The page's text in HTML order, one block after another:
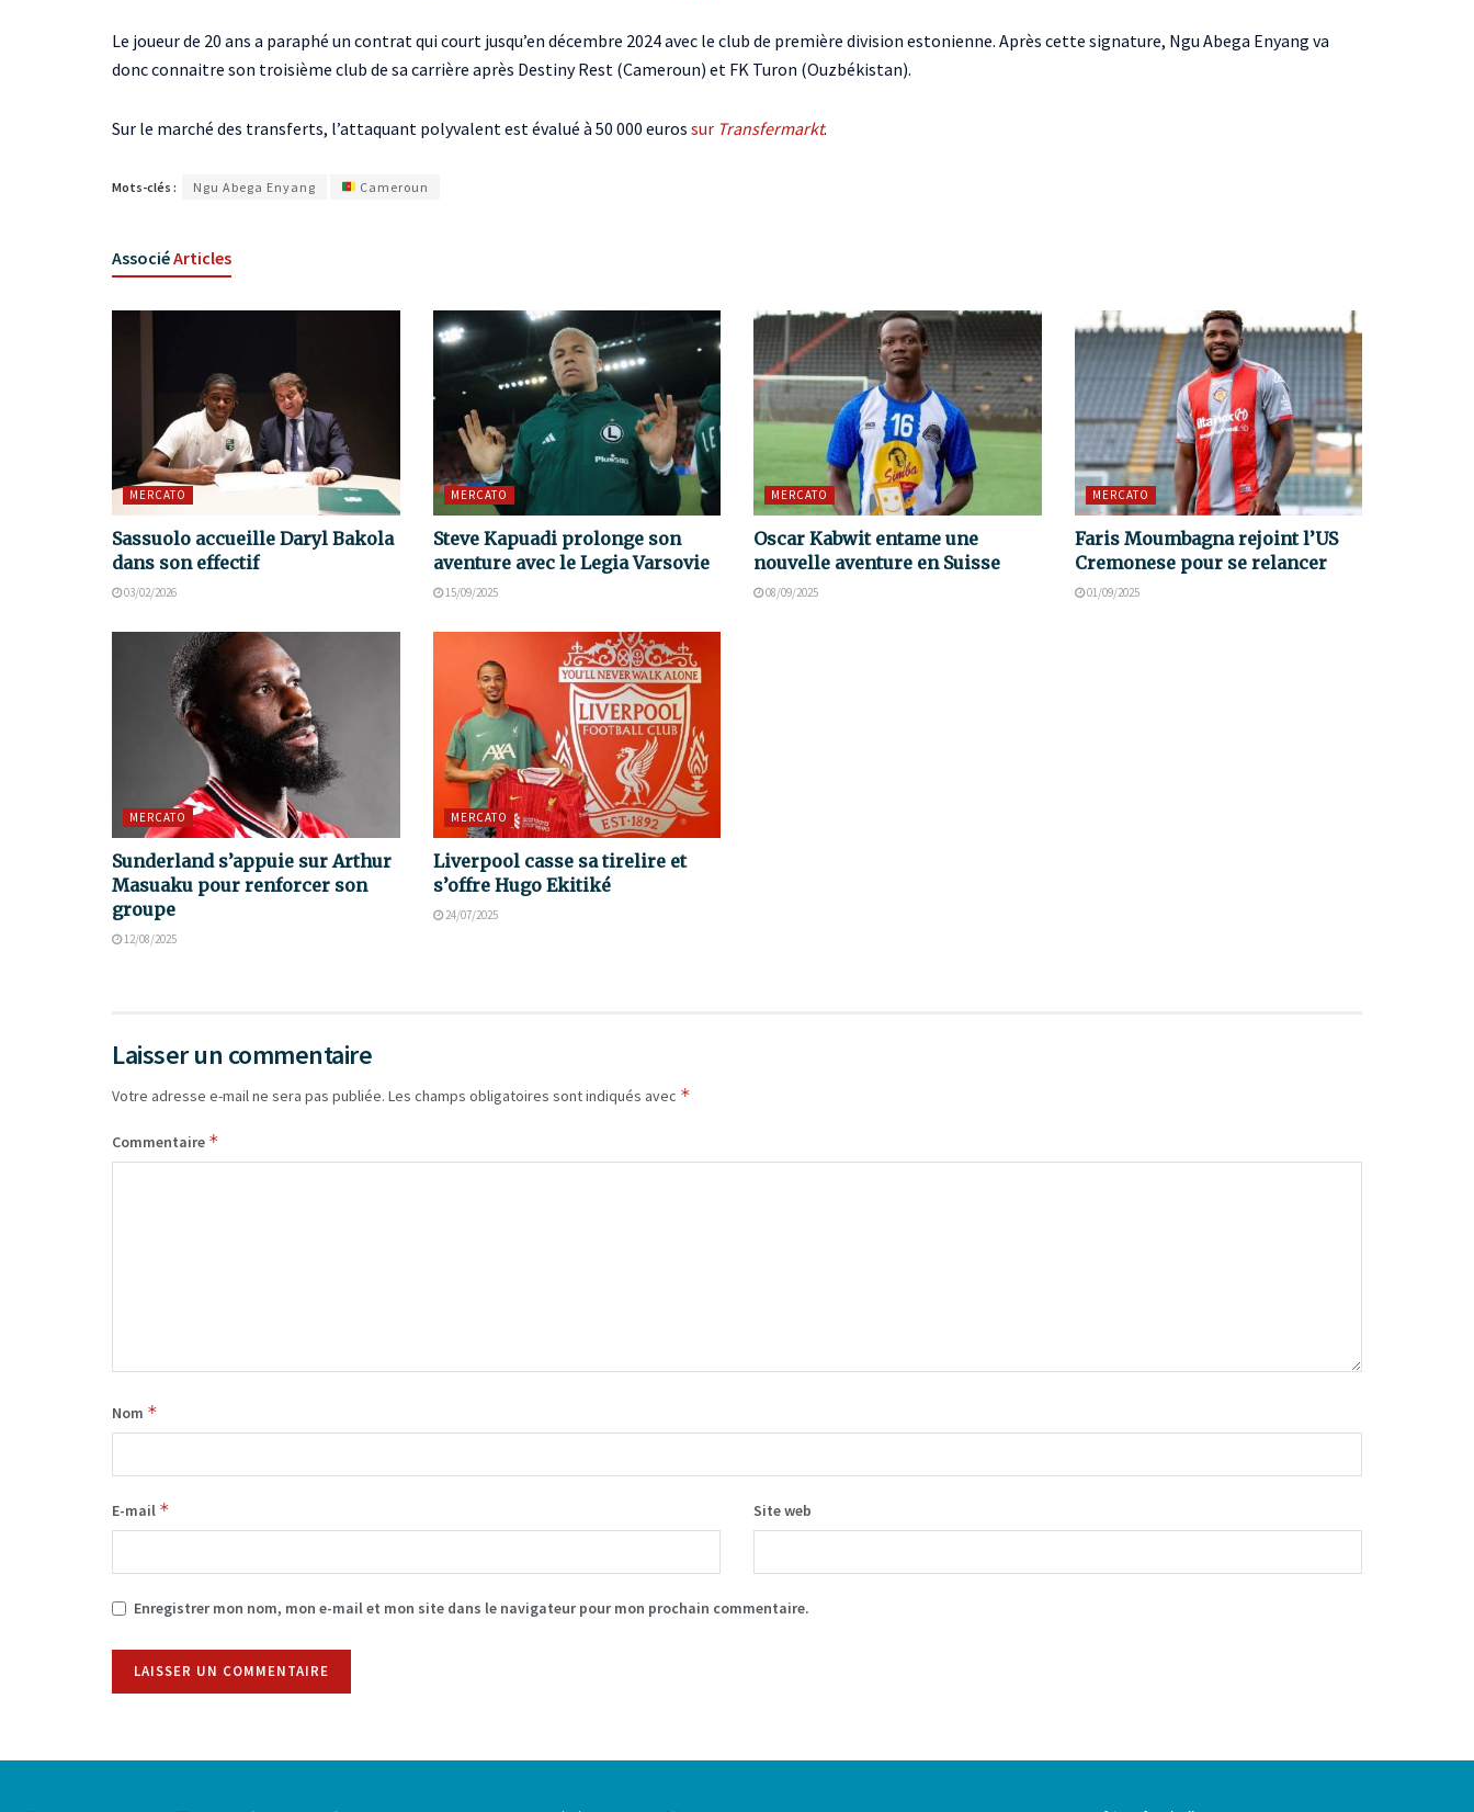
Le joueur de 20 ans a paraphé un contrat qui court jusqu’en décembre 2024 avec le club de première division estonienne. Après cette signature, Ngu Abega Enyang va
donc connaitre son troisième club de sa carrière après Destiny Rest (Cameroun) et FK Turon (Ouzbékistan).
Sur le marché des transferts, l’attaquant polyvalent est évalué à 50 000 euros sur Transfermarkt.
Mots-clés : Ngu Abega Enyang Cameroun
AssociéArticles
MERCATO
Sassuolo accueille Daryl Bakola
dans son effectif
03/02/2026
MERCATO
Steve Kapuadi prolonge son
aventure avec le Legia Varsovie
15/09/2025
MERCATO
Oscar Kabwit entame une
nouvelle aventure en Suisse
08/09/2025
MERCATO
Faris Moumbagna rejoint l’US
Cremonese pour se relancer
01/09/2025
MERCATO
Sunderland s’appuie sur Arthur
Masuaku pour renforcer son
groupe
12/08/2025
MERCATO
Liverpool casse sa tirelire et
s’offre Hugo Ekitiké
24/07/2025
Laisser un commentaire
Votre adresse e-mail ne sera pas publiée. Les champs obligatoires sont indiqués avec *
Commentaire *
Nom *
E-mail * Site web
Enregistrer mon nom, mon e-mail et mon site dans le navigateur pour mon prochain commentaire.